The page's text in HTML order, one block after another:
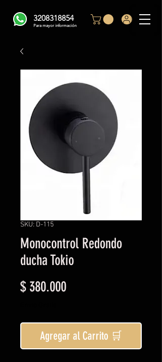
3208318854
Para mayor información
SKU: D-115
Monocontrol Redondo
ducha Tokio
$ 380.000Precio
Agregar al Carrito 🛒